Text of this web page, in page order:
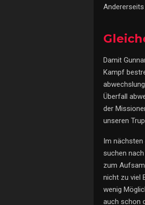
Damit
Kampf
Überfall
der
unseren
Im nächsten
suchen
zum
nicht zu viel
wenig
auch schon